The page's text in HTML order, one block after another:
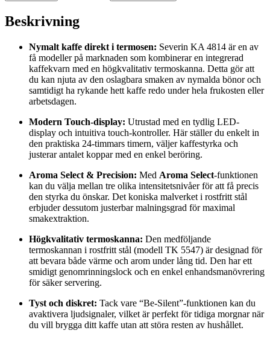
Beskrivning
Nymalt kaffe direkt i termosen: Severin KA 4814 är en av
få modeller på marknaden som kombinerar en integrerad
kaffekvarn med en högkvalitativ termoskanna. Detta gör att
du kan njuta av den oslagbara smaken av nymalda bönor och
samtidigt ha rykande hett kaffe redo under hela frukosten eller
arbetsdagen.
Modern Touch-display: Utrustad med en tydlig LED-
display och intuitiva touch-kontroller. Här ställer du enkelt in
den praktiska 24-timmars timern, väljer kaffestyrka och
justerar antalet koppar med en enkel beröring.
Aroma Select & Precision: Med Aroma Select-funktionen
kan du välja mellan tre olika intensitetsnivåer för att få precis
den styrka du önskar. Det koniska malverket i rostfritt stål
erbjuder dessutom justerbar malningsgrad för maximal
smakextraktion.
Högkvalitativ termoskanna: Den medföljande
termoskannan i rostfritt stål (modell TK 5547) är designad för
att bevara både värme och arom under lång tid. Den har ett
smidigt genomrinningslock och en enkel enhandsmanövrering
för säker servering.
Tyst och diskret: Tack vare “Be-Silent”-funktionen kan du
avaktivera ljudsignaler, vilket är perfekt för tidiga morgnar när
du vill brygga ditt kaffe utan att störa resten av hushållet.